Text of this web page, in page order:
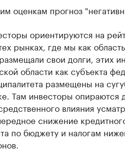
оценкам прогноз
ориентируются на
рынках, где мы как
свои долги, этих
области как субъекта
размещены на
Там инвесторы опираются
влияния
снижение
по бюджету и налогам